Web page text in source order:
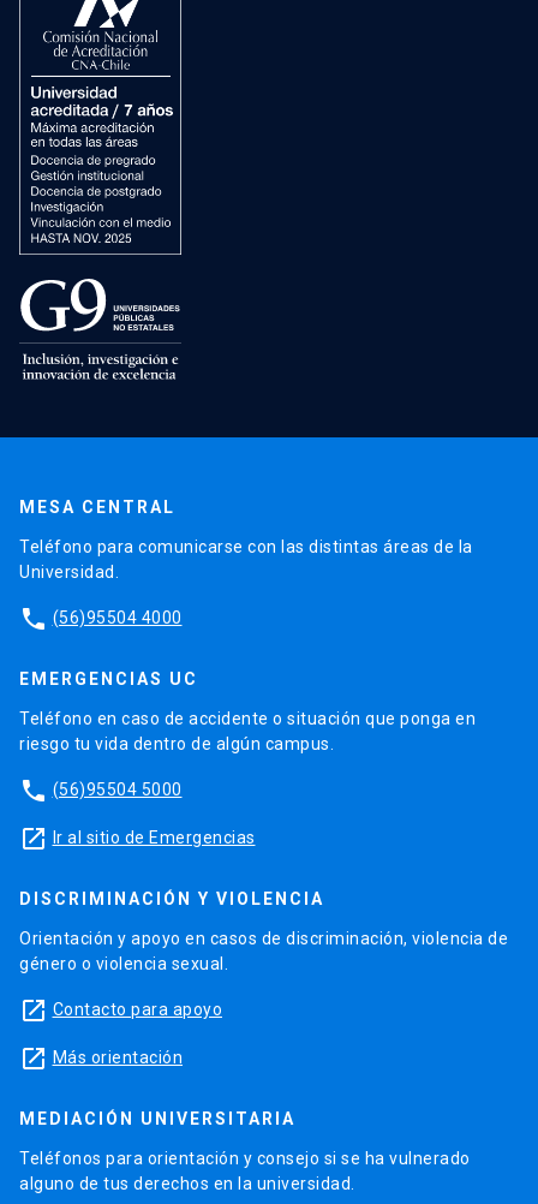
MESA CENTRAL
Teléfono para comunicarse con las distintas áreas de la
Universidad.
phone (56)95504 4000
EMERGENCIAS UC
Teléfono en caso de accidente o situación que ponga en
riesgo tu vida dentro de algún campus.
phone (56)95504 5000
launch Ir al sitio de Emergencias
DISCRIMINACIÓN Y VIOLENCIA
Orientación y apoyo en casos de discriminación, violencia de
género o violencia sexual.
launch Contacto para apoyo
launch Más orientación
MEDIACIÓN UNIVERSITARIA
Teléfonos para orientación y consejo si se ha vulnerado
alguno de tus derechos en la universidad.